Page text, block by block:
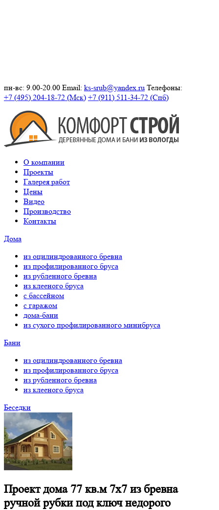
пн-вс: 9.00-20.00 Email: ks-srub@yandex.ru Телефоны:
+7 (495) 204-18-72 (Мск) +7 (911) 511-34-72 (Спб)
О компании
Проекты
Галерея работ
Цены
Видео
Производство
Контакты
Дома
из оцилиндрованного бревна
из профилированного бруса
из рубленного бревна
из клееного бруса
с бассейном
с гаражом
дома-бани
из сухого профилированного минибруса
Бани
из оцилиндрованного бревна
из профилированного бруса
из рубленного бревна
из клееного бруса
Беседки
Проект дома 77 кв.м 7х7 из бревна
ручной рубки под ключ недорого